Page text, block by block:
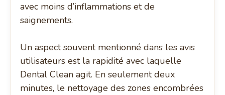
avec moins d’inflammations et de
saignements.
Un aspect souvent mentionné dans les avis
utilisateurs est la rapidité avec laquelle
Dental Clean agit. En seulement deux
minutes, le nettoyage des zones encombrées